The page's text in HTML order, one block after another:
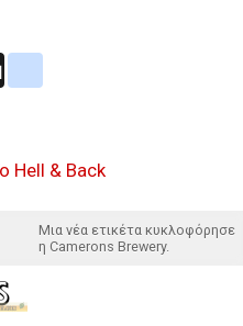
Hell & Back
Μια νέα ετικέτα κυκλοφόρησε
η Camerons Brewery.